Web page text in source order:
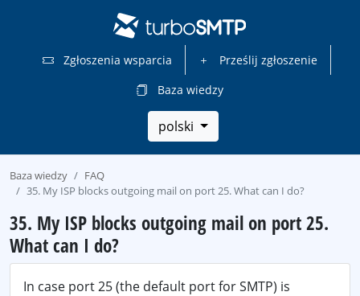
Zgłoszenia wsparcia
Prześlij zgłoszenie
Baza wiedzy
polski
Baza wiedzy
FAQ
35. My ISP blocks outgoing mail on port 25. What can I do?
35. My ISP blocks outgoing mail on port 25.
What can I do?
In case port 25 (the default port for SMTP) is